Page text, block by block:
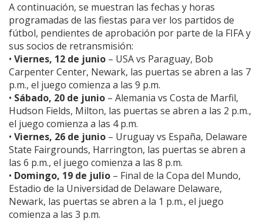
A continuación, se muestran las fechas y horas
programadas de las fiestas para ver los partidos de
fútbol, pendientes de aprobación por parte de la FIFA y
sus socios de retransmisión:
• Viernes, 12 de junio – USA vs Paraguay, Bob
Carpenter Center, Newark, las puertas se abren a las 7
p.m., el juego comienza a las 9 p.m.
• Sábado, 20 de junio – Alemania vs Costa de Marfil,
Hudson Fields, Milton, las puertas se abren a las 2 p.m.,
el juego comienza a las 4 p.m.
• Viernes, 26 de junio – Uruguay vs España, Delaware
State Fairgrounds, Harrington, las puertas se abren a
las 6 p.m., el juego comienza a las 8 p.m.
• Domingo, 19 de julio – Final de la Copa del Mundo,
Estadio de la Universidad de Delaware Delaware,
Newark, las puertas se abren a la 1 p.m., el juego
comienza a las 3 p.m.